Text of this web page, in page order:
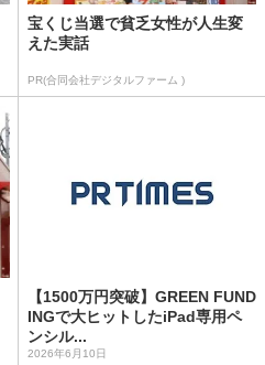
宝くじ当選で貧乏女性が人生変
えた実話
PR(合同会社デジタルファーム )
【1500万円突破】GREEN FUND
INGで大ヒットしたiPad専用ペ
ンシル...
2026年6月10日